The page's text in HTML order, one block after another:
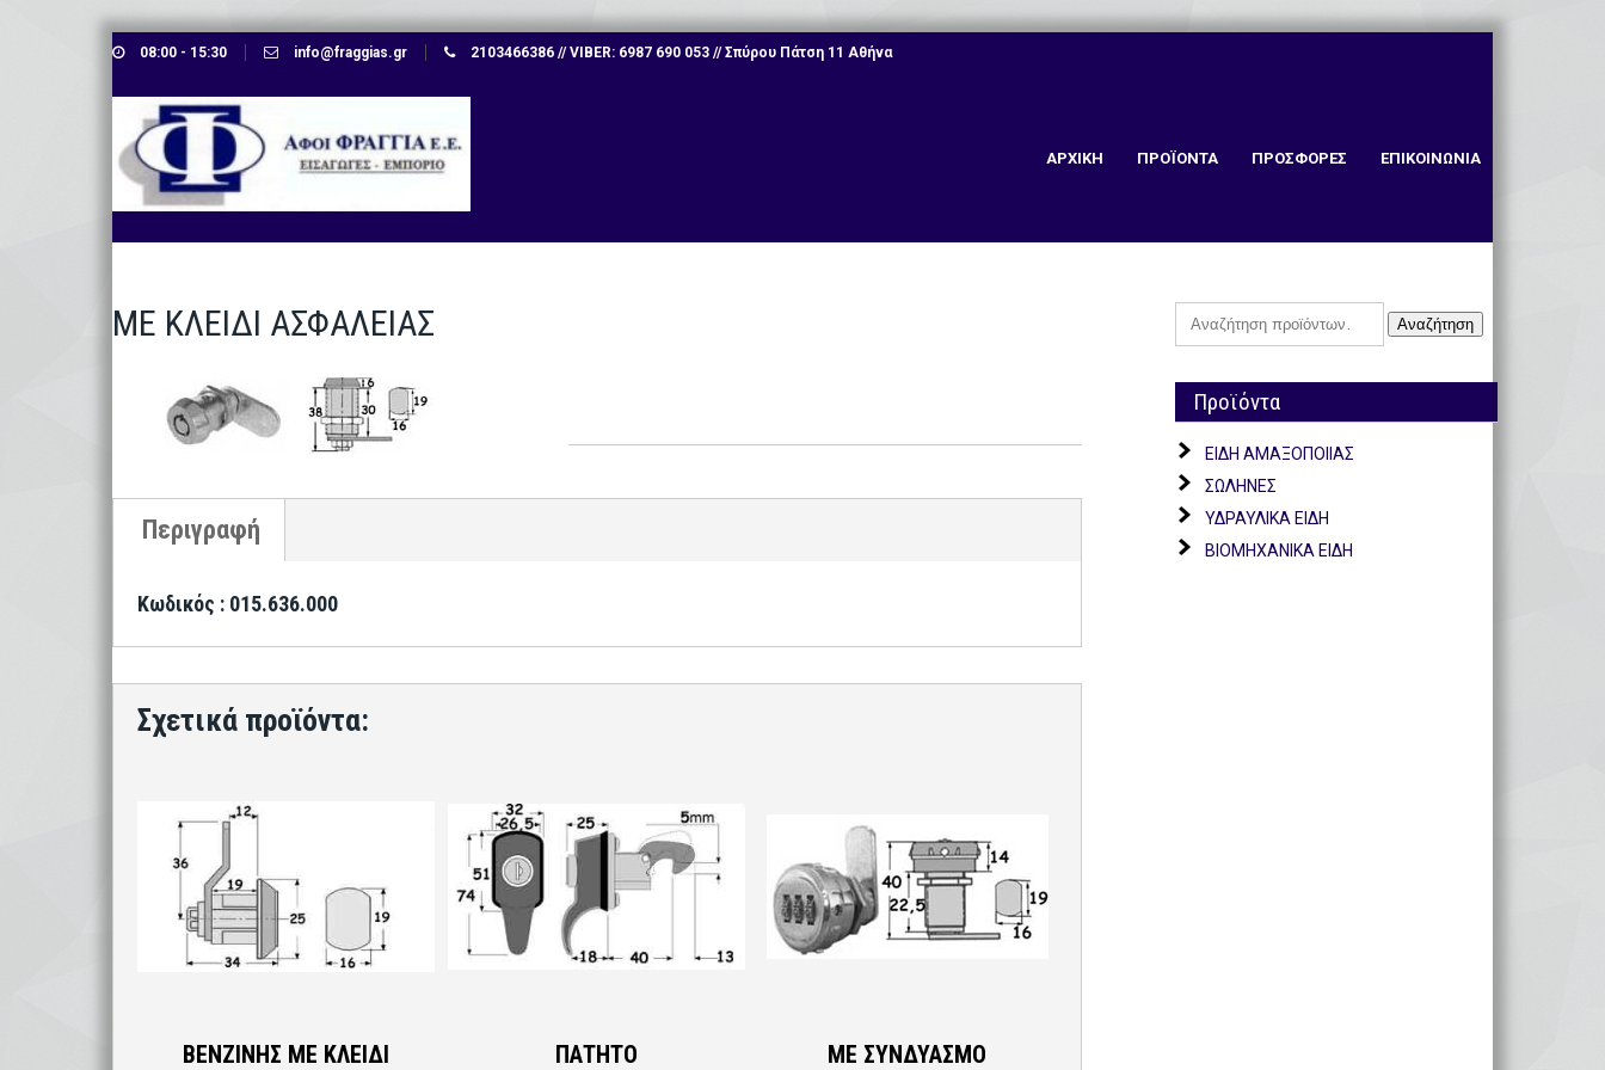
Skip
content
08:00 - 15:30 info@fraggias.gr 2103466386 // VIBER: 6987 690 053 // Σπύρου Πάτση 11 Αθήνα
ΑΡΧΙΚΗ ΠΡΟΪΟΝΤΑ ΠΡΟΣΦΟΡΕΣ ΕΠΙΚΟΙΝΩΝΙΑ
ΜΕ ΚΛΕΙΔΙ ΑΣΦΑΛΕΙΑΣ
Κωδικός : 015.636.000
ΒΕΝΖΙΝΗΣ ΜΕ ΚΛΕΙΔΙ ΠΑΤΗΤΟ ΜΕ ΣΥΝΔΥΑΣΜΟ
Αναζήτηση
Αναζήτηση
Προϊόντα
ΕΙΔΗ ΑΜΑΞΟΠΟΙΙΑΣ
ΣΩΛΗΝΕΣ
ΥΔΡΑΥΛΙΚΑ ΕΙΔΗ
ΒΙΟΜΗΧΑΝΙΚΑ ΕΙΔΗ